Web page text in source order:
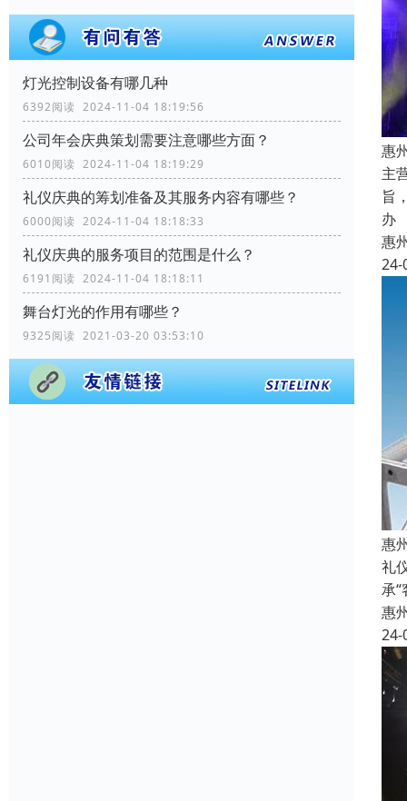
灯光控制设备有哪几种
6392阅读 2024-11-04 18:19:56
公司年会庆典策划需要注意哪些方面？
6010阅读 2024-11-04 18:19:29
礼仪庆典的筹划准备及其服务内容有哪些？
6000阅读 2024-11-04 18:18:33
礼仪庆典的服务项目的范围是什么？
6191阅读 2024-11-04 18:18:11
舞台灯光的作用有哪些？
9325阅读 2021-03-20 03:53:10
惠
主
旨
办
惠
24-
惠
礼
承
惠
24-